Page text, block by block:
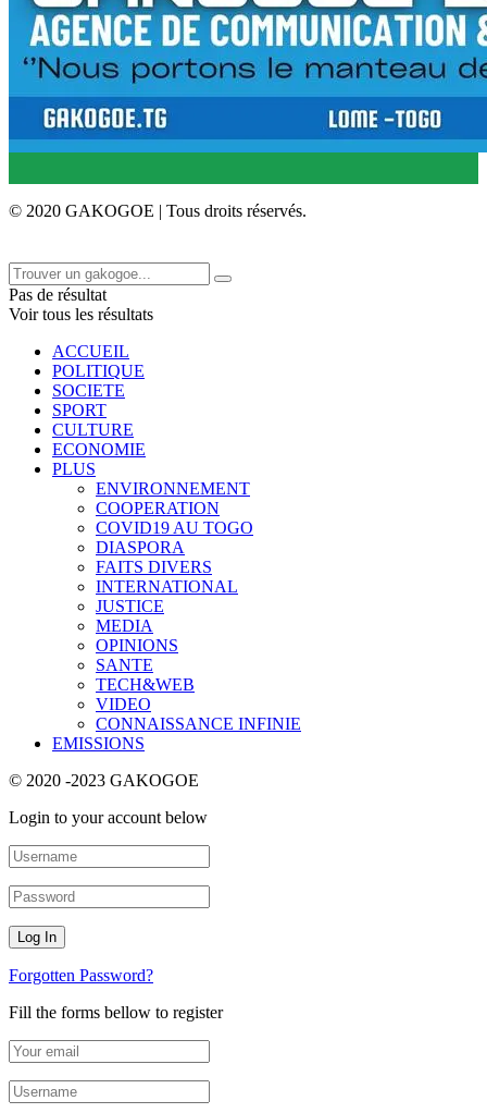
© 2020 GAKOGOE | Tous droits réservés.
Pas de résultat
Voir tous les résultats
ACCUEIL
POLITIQUE
SOCIETE
SPORT
CULTURE
ECONOMIE
PLUS
ENVIRONNEMENT
COOPERATION
COVID19 AU TOGO
DIASPORA
FAITS DIVERS
INTERNATIONAL
JUSTICE
MEDIA
OPINIONS
SANTE
TECH&WEB
VIDEO
CONNAISSANCE INFINIE
EMISSIONS
© 2020 -2023 GAKOGOE
Login to your account below
Forgotten Password?
Fill the forms bellow to register